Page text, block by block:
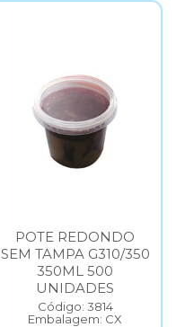
POTE REDONDO
SEM TAMPA G310/350
350ML 500
UNIDADES
Código: 3814
Embalagem: CX